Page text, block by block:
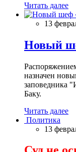
Читать далее
13
Новый
назначен
заповедника
Баку.
Читать далее
Политика
13